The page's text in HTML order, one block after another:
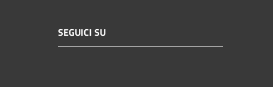
SEGUICI SU